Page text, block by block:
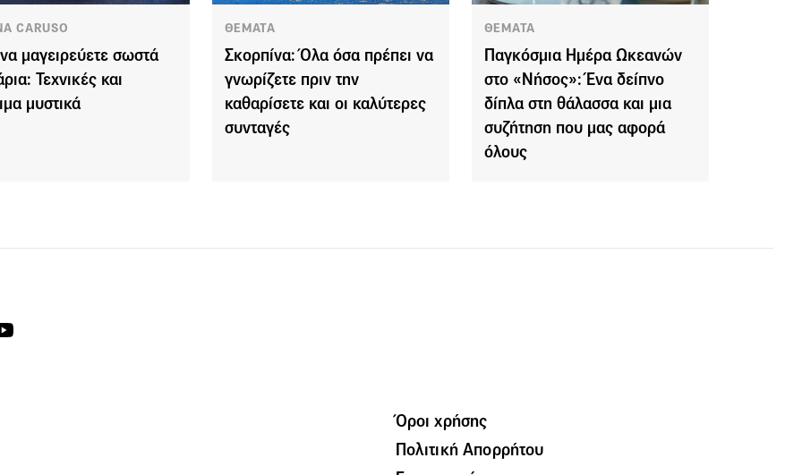
CARUSO
μαγειρεύετε σωστά
Τεχνικές και
μυστικά
ΘΕΜΑΤΑ
Σκορπίνα: Όλα όσα πρέπει να
γνωρίζετε πριν την
καθαρίσετε και οι καλύτερες
συνταγές
ΘΕΜΑΤΑ
Παγκόσμια Ημέρα Ωκεανών
στο «Νήσος»: Ένα δείπνο
δίπλα στη θάλασσα και μια
συζήτηση που μας αφορά
όλους
Όροι χρήσης
Πολιτική Απορρήτου